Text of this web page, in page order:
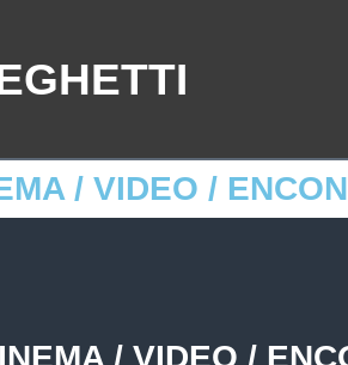
/ VIDEO /
/ VIDEO /